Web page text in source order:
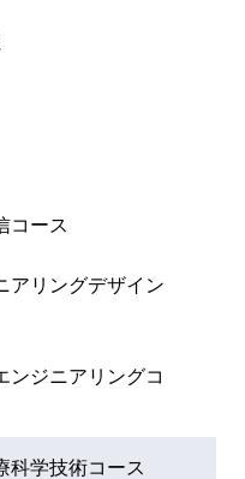
ース
報卓越コース
ーコース
ー・情報コース
報卓越コース
科学コース
コース
ーコース
ー・情報コース
アリングデザイン
ンジニアリングコ
学コース
科学技術コース
制御コース
アリングデザイン
コース
ーコース
ー・情報コース
コース
アリングデザイン
ンジニアリングコ
科学技術コース